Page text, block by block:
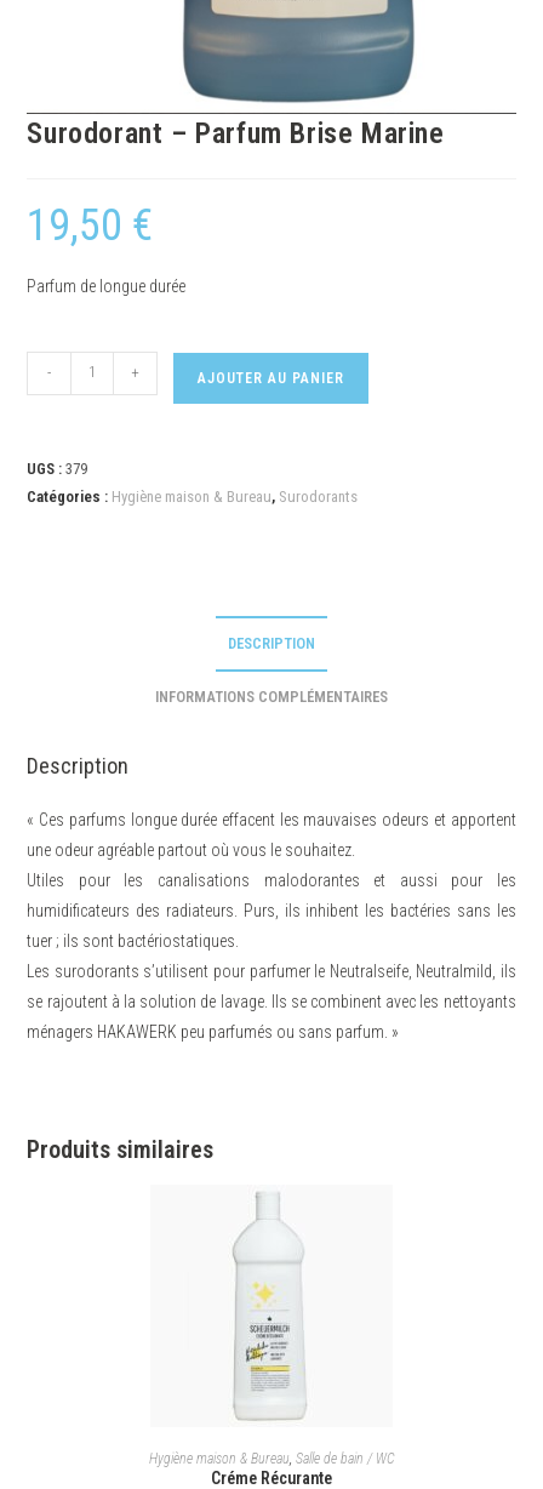
Surodorant – Parfum Brise Marine
19,50 €
Parfum de longue durée
- + AJOUTER AU PANIER
UGS :379
Catégories : Hygiène maison & Bureau, Surodorants
DESCRIPTION
INFORMATIONS COMPLÉMENTAIRES
Description
« Ces parfums longue durée effacent les mauvaises odeurs et apportent
une odeur agréable partout où vous le souhaitez.
Utiles pour les canalisations malodorantes et aussi pour les
humidificateurs des radiateurs. Purs, ils inhibent les bactéries sans les
tuer ; ils sont bactériostatiques.
Les surodorants s’utilisent pour parfumer le Neutralseife, Neutralmild, ils
se rajoutent à la solution de lavage. Ils se combinent avec les nettoyants
ménagers HAKAWERK peu parfumés ou sans parfum. »
Produits similaires
AJOUTER AU PANIER
Hygiène maison & Bureau, Salle de bain / WC
Créme Récurante